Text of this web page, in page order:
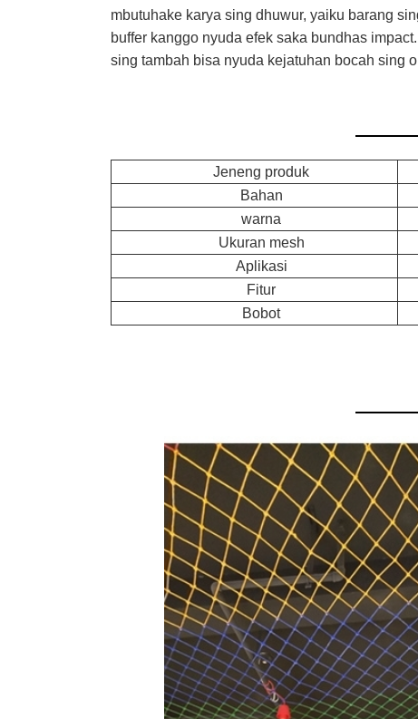
mbutuhake karya sing dhuwur, yaiku barang
buffer kanggo nyuda efek saka bundhas
sing tambah bisa nyuda kejatuhan bocah sing
Jeneng produk
Bahan
warna
Ukuran mesh
Aplikasi
Fitur
Bobot